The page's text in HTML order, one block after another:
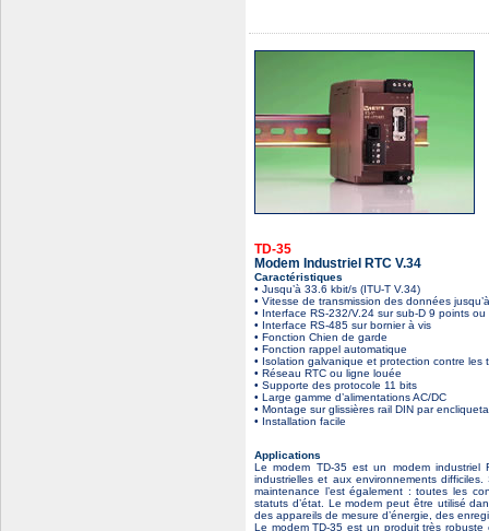
TD-35
Modem Industriel RTC V.34
Caractéristiques
• Jusqu’à 33.6 kbit/s (ITU-T V.34)
• Vitesse de transmission des données
• Interface RS-232/V.24 sur sub-D 9 points ou
• Interface RS-485 sur bornier à vis
• Fonction Chien de garde
• Fonction rappel automatique
• Isolation galvanique et protection contre les
• Réseau RTC ou ligne louée
• Supporte des protocole 11 bits
• Large gamme d’alimentations AC/DC
• Montage sur glissières rail DIN par
• Installation facile
Applications
Le modem TD-35 est un modem
industrielles et aux environnements
maintenance l’est également : toutes les
statuts d’état. Le modem peut être utilisé
des appareils de mesure d’énergie, des
Le modem TD-35 est un produit très robuste